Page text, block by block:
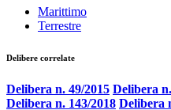
Marittimo
Terrestre
Delibere correlate
Delibera n. 49/2015 Delibera
Delibera n. 143/2018 Delibera